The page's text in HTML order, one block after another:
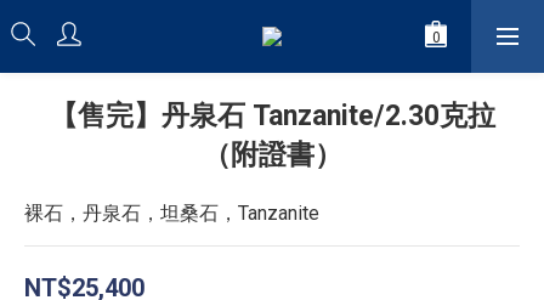
【售完】丹泉石 Tanzanite/2.30克拉
（附證書）
裸石，丹泉石，坦桑石，Tanzanite
NT$25,400